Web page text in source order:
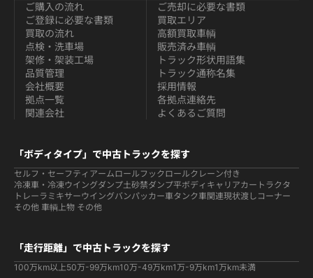
ご購入の流れ
ご登録に必要な書類
買取の流れ
ご売却に必要な書類
買取エリア
高額買取車輌
点検・洗車場
架修・架装工場
品質管理
販売済み車輌
トラック形状用語集
トラック通称名集
会社概要
拠点一覧
関連会社
採用情報
各拠点連絡先
よくあるご質問
「ボディタイプ」で中古トラックを探す
セルフ・セーフティ アームロールフックロールクレーン付き
冷凍車・冷凍ウイングダンプ土砂禁ダンプ平ボディ キャリアカー トラクタ
トレーラ ミキサーウイングバンパッカー車タンク車関連現状渡しコーナー
その他 車輌上物 その他
「走行距離」で中古トラックを探す
100万km以上50万-99万km10万-49万km1万-9万km1万km未満